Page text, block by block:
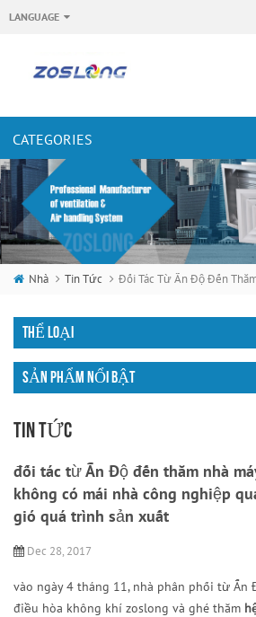
LANGUAGE
Nhà Tin Tức
THỂ LOẠI
SẢN PHẨM NỔI BẬT
TIN TỨC
đối tác từ Ấn Độ đến thăm nhà
không có mái nhà công nghiệp
gió quá trình sản xuất
Dec 28, 2017
vào ngày 4 tháng 11, nhà phân phối từ Ấn
điều hòa không khí zoslong và ghé thăm